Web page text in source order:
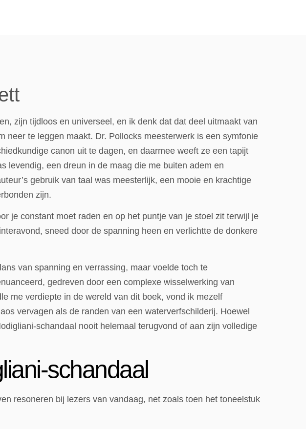
zijn tijdloos en universeel, en ik denk dat dat deel uitmaakt van
te leggen maakt. Dr. Pollocks meesterwerk is een symfonie
canon uit te dagen, en daarmee weeft ze een tapijt
levendig, een dreun in de maag die me buiten adem en
gebruik van taal was meesterlijk, een mooie en krachtige
zijn.
je constant moet raden en op het puntje van je stoel zit terwijl je
sneed door de spanning heen en verlichtte de donkere
van spanning en verrassing, maar voelde toch te
gedreven door een complexe wisselwerking van
me verdiepte in de wereld van dit boek, vond ik mezelf
vervagen als de randen van een waterverfschilderij. Hoewel
schandaal nooit helemaal terugvond of aan zijn volledige
schandaal
resoneren bij lezers van vandaag, net zoals toen het toneelstuk